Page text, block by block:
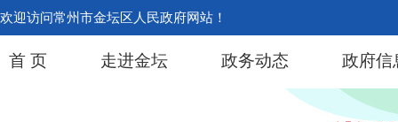
欢迎访问常州市金坛区人民政府网站！
首 页 走进金坛 政务动态 政府信